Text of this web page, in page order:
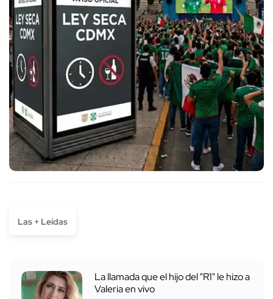
Las + Leídas
La llamada que el hijo del "R1" le hizo a
Valeria en vivo